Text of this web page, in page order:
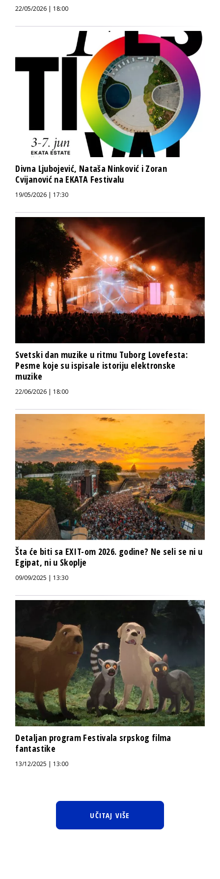
22/05/2026 | 18:00
Divna Ljubojević, Nataša Ninković i Zoran
Cvijanović na EKATA Festivalu
19/05/2026 | 17:30
Svetski dan muzike u ritmu Tuborg Lovefesta:
Pesme koje su ispisale istoriju elektronske
muzike
22/06/2026 | 18:00
Šta će biti sa EXIT-om 2026. godine? Ne seli se ni u
Egipat, ni u Skoplje
09/09/2025 | 13:30
Detaljan program Festivala srpskog filma
fantastike
13/12/2025 | 13:00
UČITAJ VIŠE